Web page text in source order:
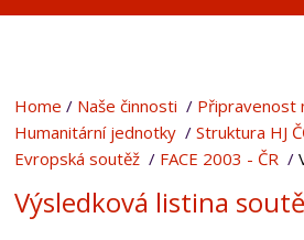
Home Naše činnosti
Připravenost
Humanitární jednotky
Struktura HJ
Evropská soutěž
FACE 2003 - ČR
Výsledková listina